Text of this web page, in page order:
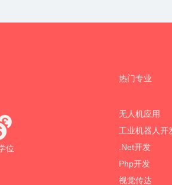
位
热门专业
无人机应用
工业机器人开
.Net开发
Php开发
视觉传达